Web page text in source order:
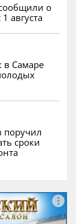
о
августа
в Самаре
поручил
сроки